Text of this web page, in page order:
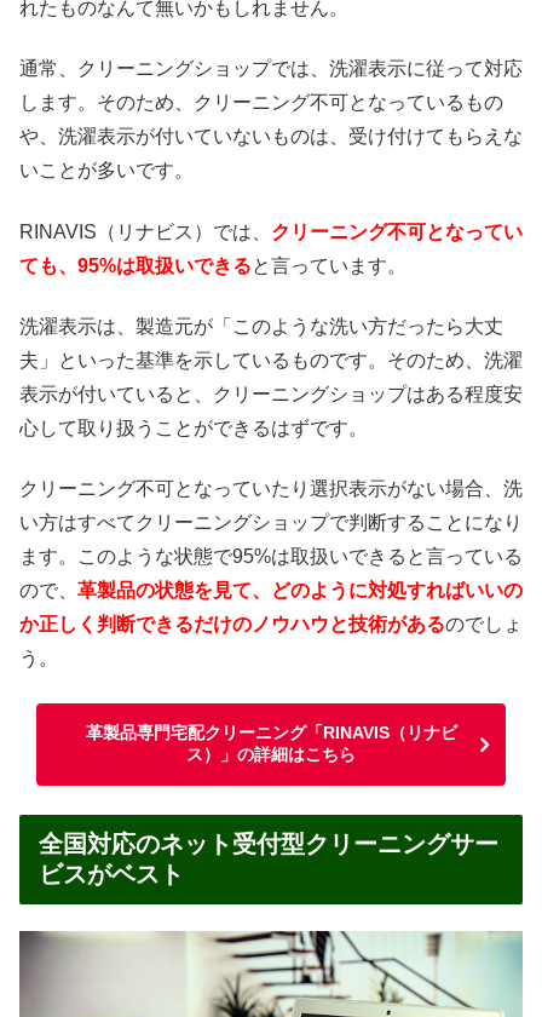
れたものなんて無いかもしれません。
通常、クリーニングショップでは、洗濯表示に従って対応
します。そのため、クリーニング不可となっているもの
や、洗濯表示が付いていないものは、受け付けてもらえな
いことが多いです。
RINAVIS（リナビス）では、 クリーニング不可となってい
ても、95%は取扱いできると言っています。
洗濯表示は、製造元が「このような洗い方だったら大丈
夫」といった基準を示しているものです。そのため、洗濯
表示が付いていると、クリーニングショップはある程度安
心して取り扱うことができるはずです。
クリーニング不可となっていたり選択表示がない場合、洗
い方はすべてクリーニングショップで判断することになり
ます。このような状態で95%は取扱いできると言っている
ので、 革製品の状態を見て、どのように対処すればいいの
か正しく判断できるだけのノウハウと技術があるのでしょ
う。
革製品専門宅配クリーニング「RINAVIS（リナビ
ス）」の詳細はこちら
全国対応のネット受付型クリーニングサー
ビスがベスト